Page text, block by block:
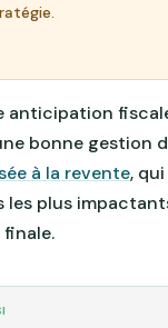
anticipation
bonne gestion
à la revente,
les plus